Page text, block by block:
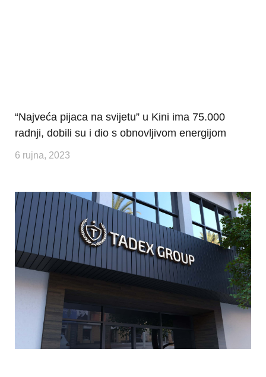
“Najveća pijaca na svijetu” u Kini ima 75.000
radnji, dobili su i dio s obnovljivom energijom
6 rujna, 2023